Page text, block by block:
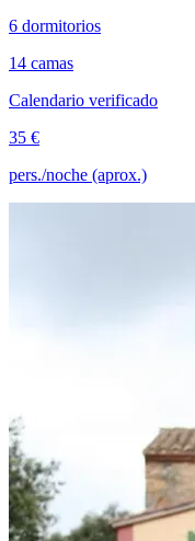
6 dormitorios
14 camas
Calendario verificado
35 €
pers./noche (aprox.)